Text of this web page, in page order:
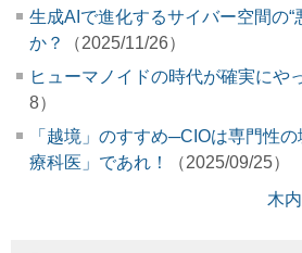
生成AIで進化するサイバー空間の“
か？
（2025/11/26）
ヒューマノイドの時代が確実にや
8）
「越境」のすすめ─CIOは専門性
療科医」であれ！
（2025/09/25）
木